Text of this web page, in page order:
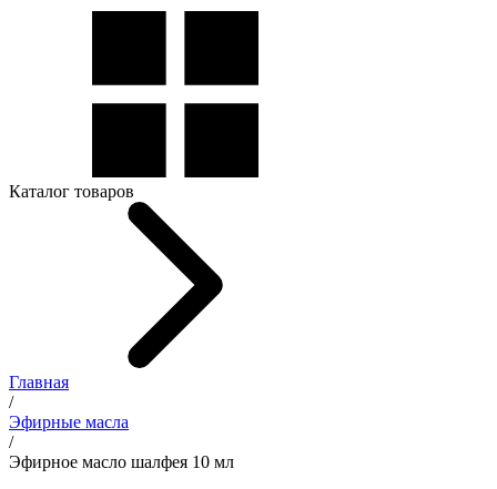
Каталог товаров
Главная
/
Эфирные масла
/
Эфирное масло шалфея 10 мл